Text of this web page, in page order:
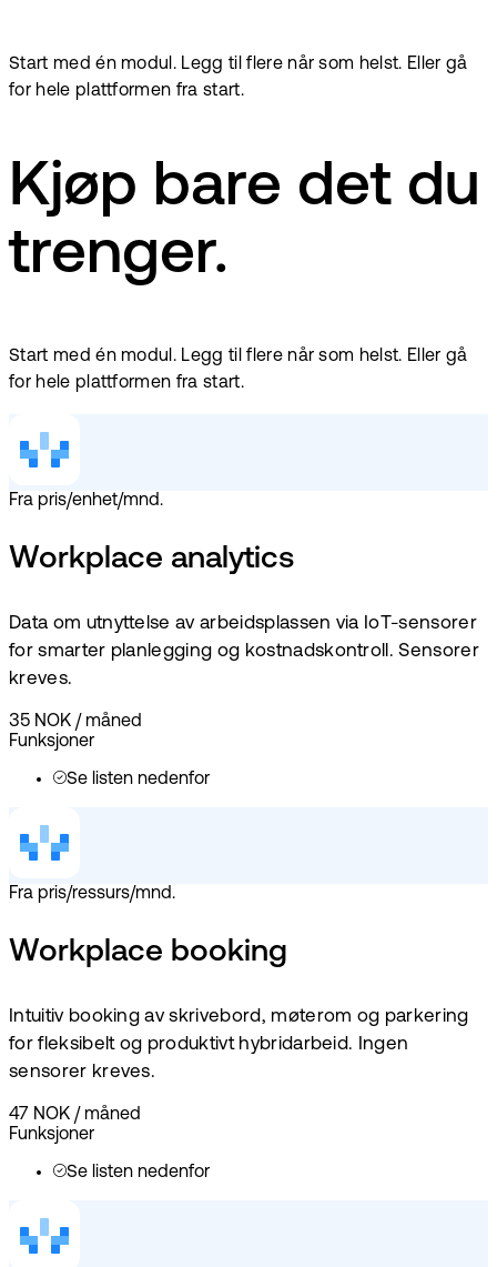
Start med én modul. Legg til flere når som helst. Eller gå
for hele plattformen fra start.
Kjøp bare det du
trenger.
Start med én modul. Legg til flere når som helst. Eller gå
for hele plattformen fra start.
Fra pris/enhet/mnd.
Workplace analytics
Data om utnyttelse av arbeidsplassen via IoT-sensorer
for smarter planlegging og kostnadskontroll. Sensorer
kreves.
35 NOK / måned
Funksjoner
Se listen nedenfor
Fra pris/ressurs/mnd.
Workplace booking
Intuitiv booking av skrivebord, møterom og parkering
for fleksibelt og produktivt hybridarbeid. Ingen
sensorer kreves.
47 NOK / måned
Funksjoner
Se listen nedenfor